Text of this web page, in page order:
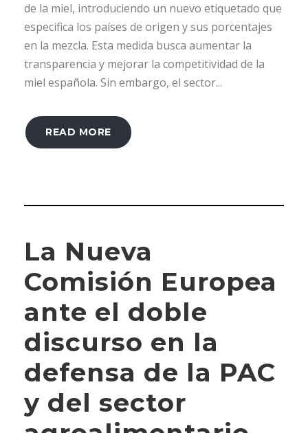
de la miel, introduciendo un nuevo etiquetado que
especifica los países de origen y sus porcentajes
en la mezcla. Esta medida busca aumentar la
transparencia y mejorar la competitividad de la
miel española. Sin embargo, el sector...
READ MORE
La Nueva
Comisión Europea
ante el doble
discurso en la
defensa de la PAC
y del sector